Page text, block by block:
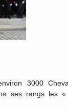
3000
ses rangs les